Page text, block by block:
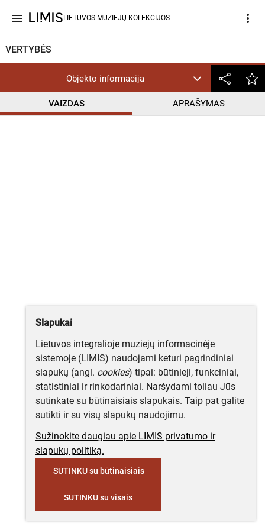
menu LIETUVOS MUZIEJŲ KOLEKCIJOS more_vert
VERTYBĖS
Objekto informacija
VAIZDAS APRAŠYMAS
help_outline
Slapukai
Lietuvos integralioje muziejų informacinėje
sistemoje (LIMIS) naudojami keturi pagrindiniai
slapukų (angl. cookies) tipai: būtinieji, funkciniai,
statistiniai ir rinkodariniai. Naršydami toliau Jūs
sutinkate su būtinaisiais slapukais. Taip pat galite
sutikti ir su visų slapukų naudojimu.
Sužinokite daugiau apie LIMIS privatumo ir
slapukų politiką.
SUTINKU su būtinaisiais
SUTINKU su visais